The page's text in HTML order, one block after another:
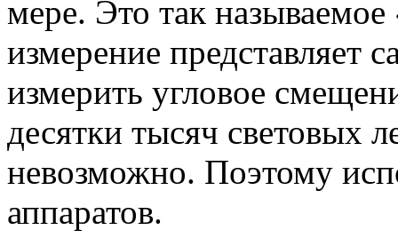
мере. Это так
измерение представляет
измерить угловое
десятки тысяч световых
невозможно. Поэтому
аппаратов.